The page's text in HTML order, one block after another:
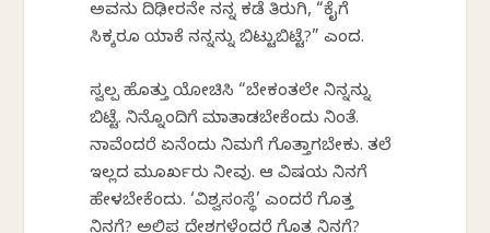
ಅವನು ದಿಢೀರನೇ ನನ್ನ ಕಡೆ ತಿರುಗಿ, “ಕೈಗೆ
ಸಿಕ್ಕರೂ ಯಾಕೆ ನನ್ನನ್ನು ಬಿಟ್ಟುಬಿಟ್ಟೆ?” ಎಂದ.
ಸ್ವಲ್ಪ ಹೊತ್ತು ಯೋಚಿಸಿ “ಬೇಕಂತಲೇ ನಿನ್ನನ್ನು
ಬಿಟ್ಟೆ. ನಿನ್ನೊಂದಿಗೆ ಮಾತಾಡಬೇಕೆಂದು ನಿಂತೆ.
ನಾವೆಂದರೆ ಏನೆಂದು ನಿಮಗೆ ಗೊತ್ತಾಗಬೇಕು. ತಲೆ
ಇಲ್ಲದ ಮೂರ್ಖರು ನೀವು. ಆ ವಿಷಯ ನಿನಗೆ
ಹೇಳಬೇಕೆಂದು. ‘ವಿಶ್ವಸಂಸ್ಥೆ’ ಎಂದರೆ ಗೊತ್ತ